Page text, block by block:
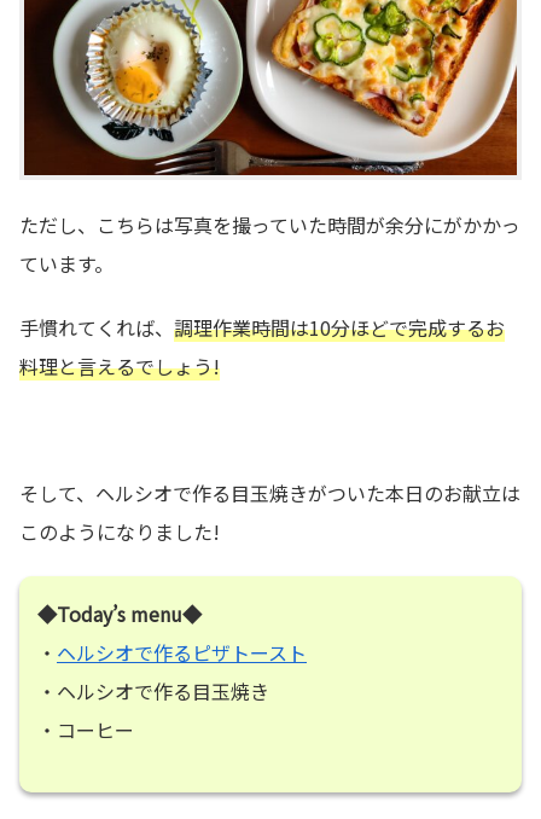
ただし、こちらは写真を撮っていた時間が余分にがかかっ
ています。
手慣れてくれば、 調理作業時間は10分ほどで完成するお
料理と言えるでしょう!
そして、ヘルシオで作る目玉焼きがついた本日のお献立は
このようになりました!
◆Today’s menu◆
・ ヘルシオで作るピザトースト
・ヘルシオで作る目玉焼き
・コーヒー